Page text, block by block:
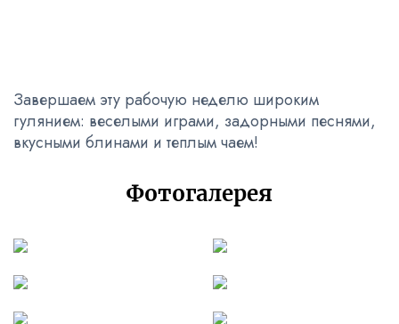
Завершаем эту рабочую неделю широким
гулянием: веселыми играми, задорными песнями,
вкусными блинами и теплым чаем!
Фотогалерея